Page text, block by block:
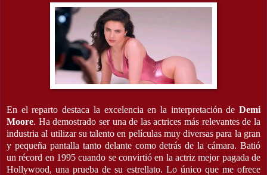
En el reparto destaca la excelencia en la interpretación de Demi
Moore. Ha demostrado ser una de las actrices más relevantes de la
industria al utilizar su talento en películas muy diversas para la gran
y pequeña pantalla tanto delante como detrás de la cámara. Batió
un récord en 1995 cuando se convirtió en la actriz mejor pagada de
Hollywood, una prueba de su estrellato. Lo único que me ofrece